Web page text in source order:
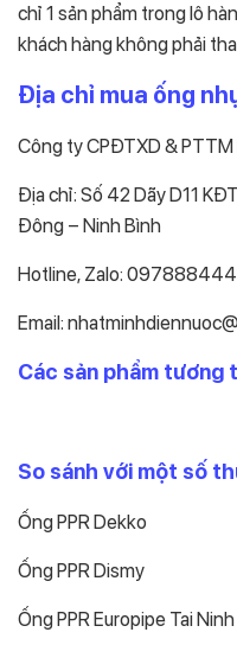
chỉ 1 sản phẩm trong lô
khách hàng không phải
Địa chỉ mua ống
Công ty CPĐTXD &
Địa chỉ: Số 42 Dãy D11
Đông – Ninh Bình
Hotline, Zalo:
Email:
Các sản phẩm tương
So sánh với một số
Ống PPR Dekko
Ống PPR Dismy
Ống PPR Europipe Tai